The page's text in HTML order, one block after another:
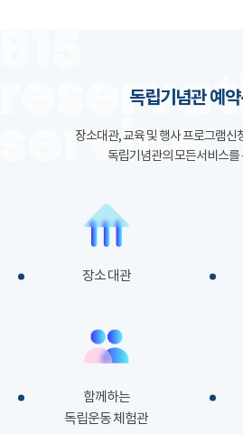
독립기념관 예약
장소대관, 교육 및 행사 프로그램신
독립기념관의 모든서비스를
장소 대관
함께하는
독립운동 체험관